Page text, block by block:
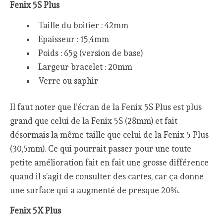
Fenix 5S Plus
Taille du boitier : 42mm
Epaisseur : 15,4mm
Poids : 65g (version de base)
Largeur bracelet : 20mm
Verre ou saphir
Il faut noter que l’écran de la Fenix 5S Plus est plus
grand que celui de la Fenix 5S (28mm) et fait
désormais la même taille que celui de la Fenix 5 Plus
(30,5mm). Ce qui pourrait passer pour une toute
petite amélioration fait en fait une grosse différence
quand il s’agit de consulter des cartes, car ça donne
une surface qui a augmenté de presque 20%.
Fenix 5X Plus